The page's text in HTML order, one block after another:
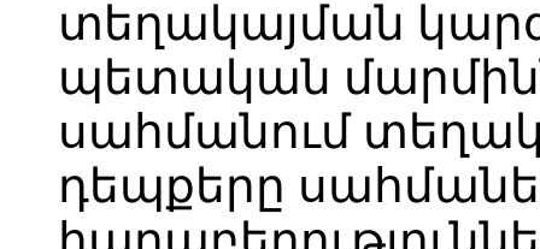
տեղակայման
պետական
սահմանում
դեպքերը